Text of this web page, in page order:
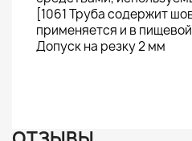
[1061 Труба содержит
применяется и в
Допуск на резку 2 мм